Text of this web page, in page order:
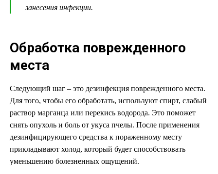
занесения инфекции.
Обработка поврежденного
места
Следующий шаг – это дезинфекция поврежденного места.
Для того, чтобы его обработать, используют спирт, слабый
раствор марганца или перекись водорода. Это поможет
снять опухоль и боль от укуса пчелы. После применения
дезинфицирующего средства к пораженному месту
прикладывают холод, который будет способствовать
уменьшению болезненных ощущений.